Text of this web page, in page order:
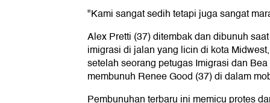
"Kami sangat sedih tetapi juga sangat
Alex Pretti (37) ditembak dan dibunuh
imigrasi di jalan yang licin di kota
setelah seorang petugas Imigrasi dan
membunuh Renee Good (37) di dalam
Pembunuhan terbaru ini memicu protes